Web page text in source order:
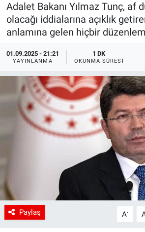
Adalet Bakanı Yılmaz Tunç, af
olacağı iddialarına açıklık
anlamına gelen hiçbir
01.09.2025 - 21:21
YAYINLANMA
1 DK
OKUNMA SÜRESI
Paylaş A-